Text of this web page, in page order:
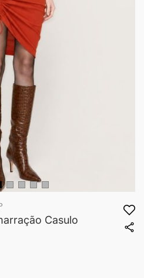
o
início
Casulo